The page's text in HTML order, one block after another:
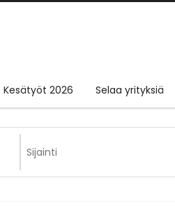
Kesätyöt 2026 Selaa yrityksiä